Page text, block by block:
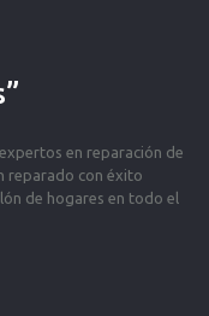
en reparación de
reparado con éxito
de hogares en todo el